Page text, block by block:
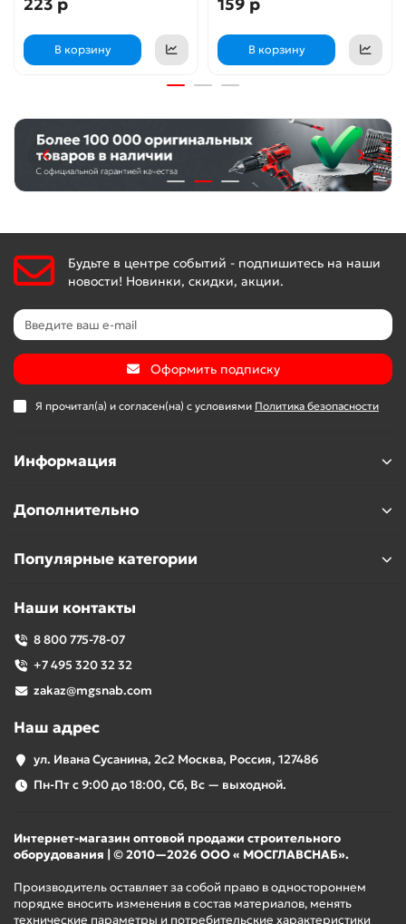
В корзину В корзину
Будьте в центре событий - подпишитесь на наши
новости! Новинки, скидки, акции.
Оформить подписку
Я прочитал(а) и согласен(на) с условиями Политика безопасности
Информация
Дополнительно
Популярные категории
Наши контакты
8 800 775-78-07
+7 495 320 32 32
zakaz@mgsnab.com
Наш адрес
ул. Ивана Сусанина, 2с2 Москва, Россия, 127486
Пн-Пт с 9:00 до 18:00, Сб, Вс — выходной.
Интернет-магазин оптовой продажи строительного
оборудования | © 2010—2026 ООО « МОСГЛАВСНАБ».
Производитель оставляет за собой право в одностороннем
порядке вносить изменения в состав материалов, менять
технические параметры и потребительские характеристики